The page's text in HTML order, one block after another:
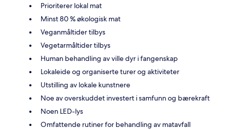
Prioriterer lokal mat
Minst 80 % økologisk mat
Veganmåltider tilbys
Vegetarmåltider tilbys
Human behandling av ville dyr i fangenskap
Lokaleide og organiserte turer og aktiviteter
Utstilling av lokale kunstnere
Noe av overskuddet investert i samfunn og bærekraft
Noen LED-lys
Omfattende rutiner for behandling av matavfall